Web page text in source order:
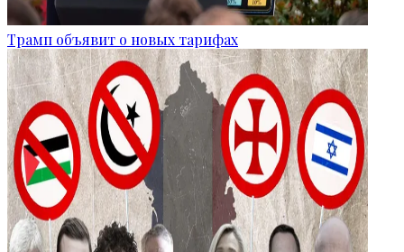
Трамп объявит о новых тарифах